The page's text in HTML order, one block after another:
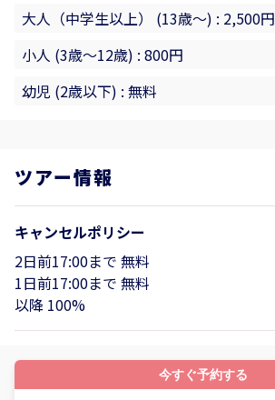
大人（中学生以上） (13歳〜) : 2,500円
小人 (3歳〜12歳) : 800円
幼児 (2歳以下) : 無料
ツアー情報
キャンセルポリシー
2日前17:00まで 無料
1日前17:00まで 無料
以降 100%
今すぐ予約する